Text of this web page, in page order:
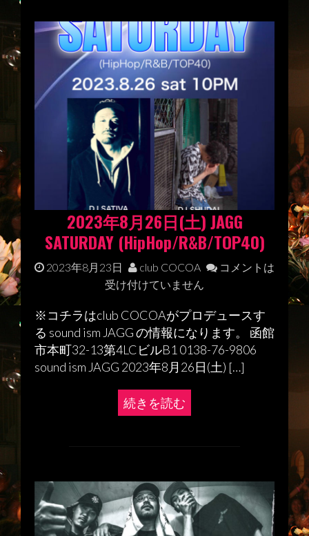
2023年8月26日(土) JAGG
SATURDAY (HipHop/R&B/TOP40)
2023年8月23日 club COCOA
コメントは
受け付けていません
※コチラはclub COCOAがプロデュースす
る sound ism JAGG の情報になります。 函館
市本町32-13第4LCビルB1 0138-76-9806
sound ism JAGG 2023年8月26日(土) […]
続きを読む